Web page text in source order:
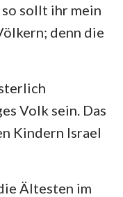
sollt ihr mein
denn die
Volk sein. Das
Kindern Israel
Ältesten im